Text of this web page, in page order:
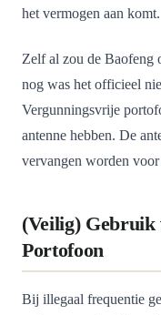
het vermogen aan komt.
Zelf al zou de Baofeng
nog was het officieel
Vergunningsvrije
antenne hebben. De
vervangen worden voor
(Veilig) Gebruik
Portofoon
Bij illegaal frequentie